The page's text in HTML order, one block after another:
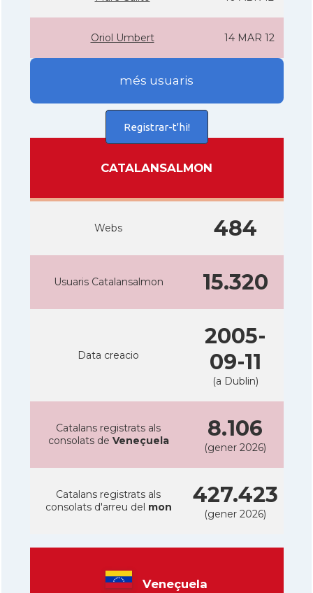
Oriol Umbert 14 MAR 12
més usuaris
Registrar-t'hi!
CATALANSALMON
Webs 484
Usuaris Catalansalmon 15.320
Data creacio
2005-
09-11
(a Dublin)
Catalans registrats als
consolats de Veneçuela 8.106
(gener 2026)
Catalans registrats als
consolats d'arreu del mon 427.423
(gener 2026)
Veneçuela